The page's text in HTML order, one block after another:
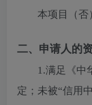
本项目（否
二、申请人的
1.满足《中
定；未被“信用